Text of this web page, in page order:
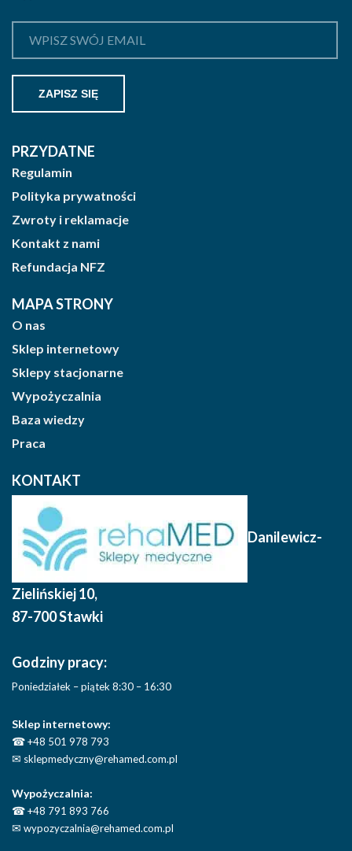
PRZYDATNE
Regulamin
Polityka prywatności
Zwroty i reklamacje
Kontakt z nami
Refundacja NFZ
MAPA STRONY
O nas
Sklep internetowy
Sklepy stacjonarne
Wypożyczalnia
Baza wiedzy
Praca
KONTAKT
Danilewicz-
Zielińskiej 10,
87-700 Stawki
Godziny pracy:
Poniedziałek – piątek 8:30 – 16:30
Sklep internetowy:
☎+48 501 978 793
✉ sklepmedyczny@rehamed.com.pl
Wypożyczalnia:
☎+48 791 893 766
✉ wypozyczalnia@rehamed.com.pl